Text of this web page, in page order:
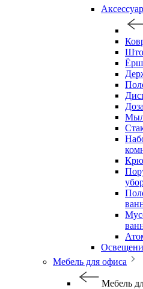
Мебель для офиса
Мебель